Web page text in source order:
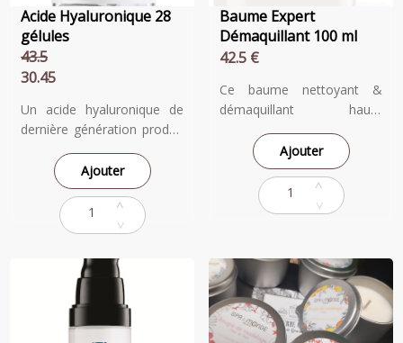
Acide Hyaluronique 28
gélules
43.5
30.45
Un acide hyaluronique de
dernière génération produit
par biotechnologie
présentant un spectre
complet de différents poids
moléculaires allant de 50 à
3 000 kDa, reflétant la
hyaluronique naturellement
présent dans la peau.
Pourquoi différents poids
moléculaires ? Parce que
Ajouter
Baume Expert
Démaquillant 100 ml
42.5 €
Ce baume nettoyant &
démaquillant haute
performance est l’étape
essentielle pour conserver
une peau propre, fraiche et
saine. Sa triple texture rend
l’utilisation unique : 1 – Sa
technique qui décroche les
impureté et active la
microciruculation 2 – La
texture baume se
Ajouter